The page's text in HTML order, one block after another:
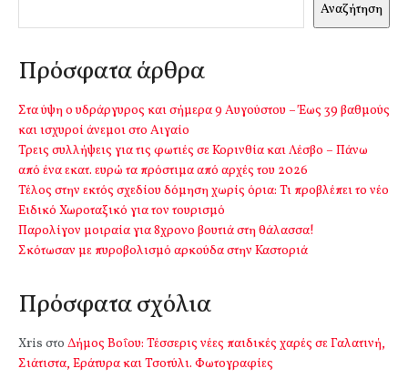
Αναζήτηση
Πρόσφατα άρθρα
Στα ύψη ο υδράργυρος και σήμερα 9 Αυγούστου – Έως 39 βαθμούς
και ισχυροί άνεμοι στο Αιγαίο
Τρεις συλλήψεις για τις φωτιές σε Κορινθία και Λέσβο – Πάνω
από ένα εκατ. ευρώ τα πρόστιμα από αρχές του 2026
Τέλος στην εκτός σχεδίου δόμηση χωρίς όρια: Τι προβλέπει το νέο
Ειδικό Χωροταξικό για τον τουρισμό
Παρολίγον μοιραία για 8χρονο βουτιά στη θάλασσα!
Σκότωσαν με πυροβολισμό αρκούδα στην Καστοριά
Πρόσφατα σχόλια
Xris στο Δήμος Βοΐου: Τέσσερις νέες παιδικές χαρές σε Γαλατινή,
Σιάτιστα, Εράτυρα και Τσοτύλι. Φωτογραφίες